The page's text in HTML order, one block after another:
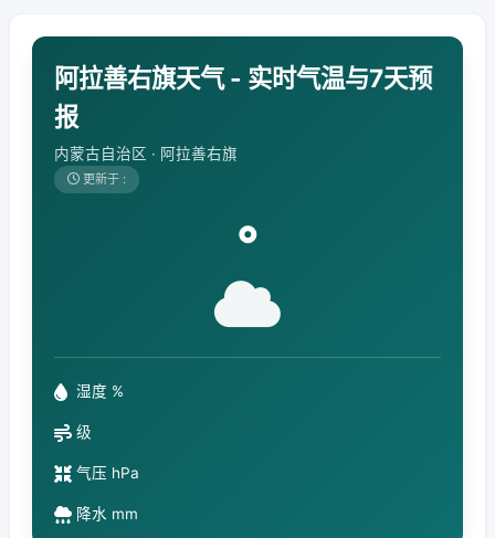
阿拉善右旗天气 - 实时气温与7天预
报
内蒙古自治区 · 阿拉善右旗
更新于 :
°
湿度 %
级
气压 hPa
降水 mm